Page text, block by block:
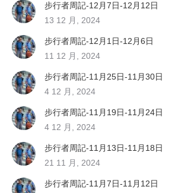
步行者周記-12月7日-12月12日
13 12 月, 2024
步行者周記-12月1日-12月6日
11 12 月, 2024
步行者周記-11月25日-11月30日
4 12 月, 2024
步行者周記-11月19日-11月24日
4 12 月, 2024
步行者周記-11月13日-11月18日
21 11 月, 2024
步行者周記-11月7日-11月12日